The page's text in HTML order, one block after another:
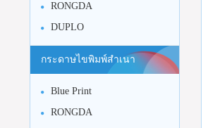
RONGDA
DUPLO
กระดาษไขพิมพ์สำเนา
Blue Print
RONGDA